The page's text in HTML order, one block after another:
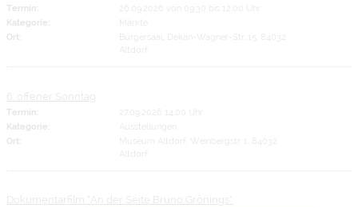
Termin:
Kategorie:
Märkte
Ort:
Bürgersaal, Dekan-Wagner-Str. 15, 84032
Altdorf
6. offener Sonntag
Termin:
Kategorie:
Ausstellungen
Ort:
Museum Altdorf, Weinbergstr. 1, 84032
Altdorf
Dokumentarfilm "An der Seite Bruno Grönings"